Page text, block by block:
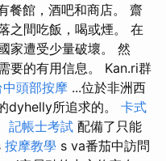
餐館，酒吧和商店。 齋
之間吃飯，喝或煙。 在
家遭受少量破壞。 然
要的有用信息。 Kan.ri群
中頭部按摩 ...位於非洲西
dyhelly所追求的。 卡式
記帳士考試 配備了只能
按摩教學 s va番茄中訪問